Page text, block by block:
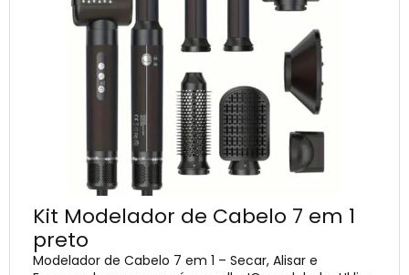
Kit Modelador de Cabelo 7 em 1
preto
Modelador de Cabelo 7 em 1 – Secar, Alisar e